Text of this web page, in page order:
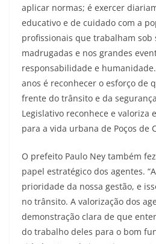
aplicar normas; é exercer
educativo e de cuidado com a
profissionais que trabalham sob
madrugadas e nos grandes
responsabilidade e
anos é reconhecer o esforço de
frente do trânsito e da
Legislativo reconhece e valoriza
para a vida urbana de Poços de
O prefeito Paulo Ney também
papel estratégico dos agentes.
prioridade da nossa gestão, e
no trânsito. A valorização dos
demonstração clara de que
do trabalho deles para o bom